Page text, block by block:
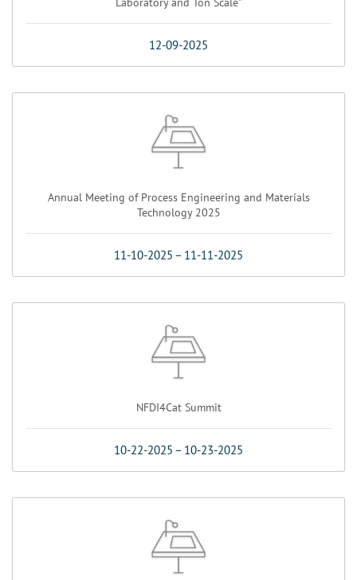
12-09-2025
Annual Meeting of Process Engineering and Materials
Technology 2025
11-10-2025 – 11-11-2025
NFDI4Cat Summit
10-22-2025 – 10-23-2025